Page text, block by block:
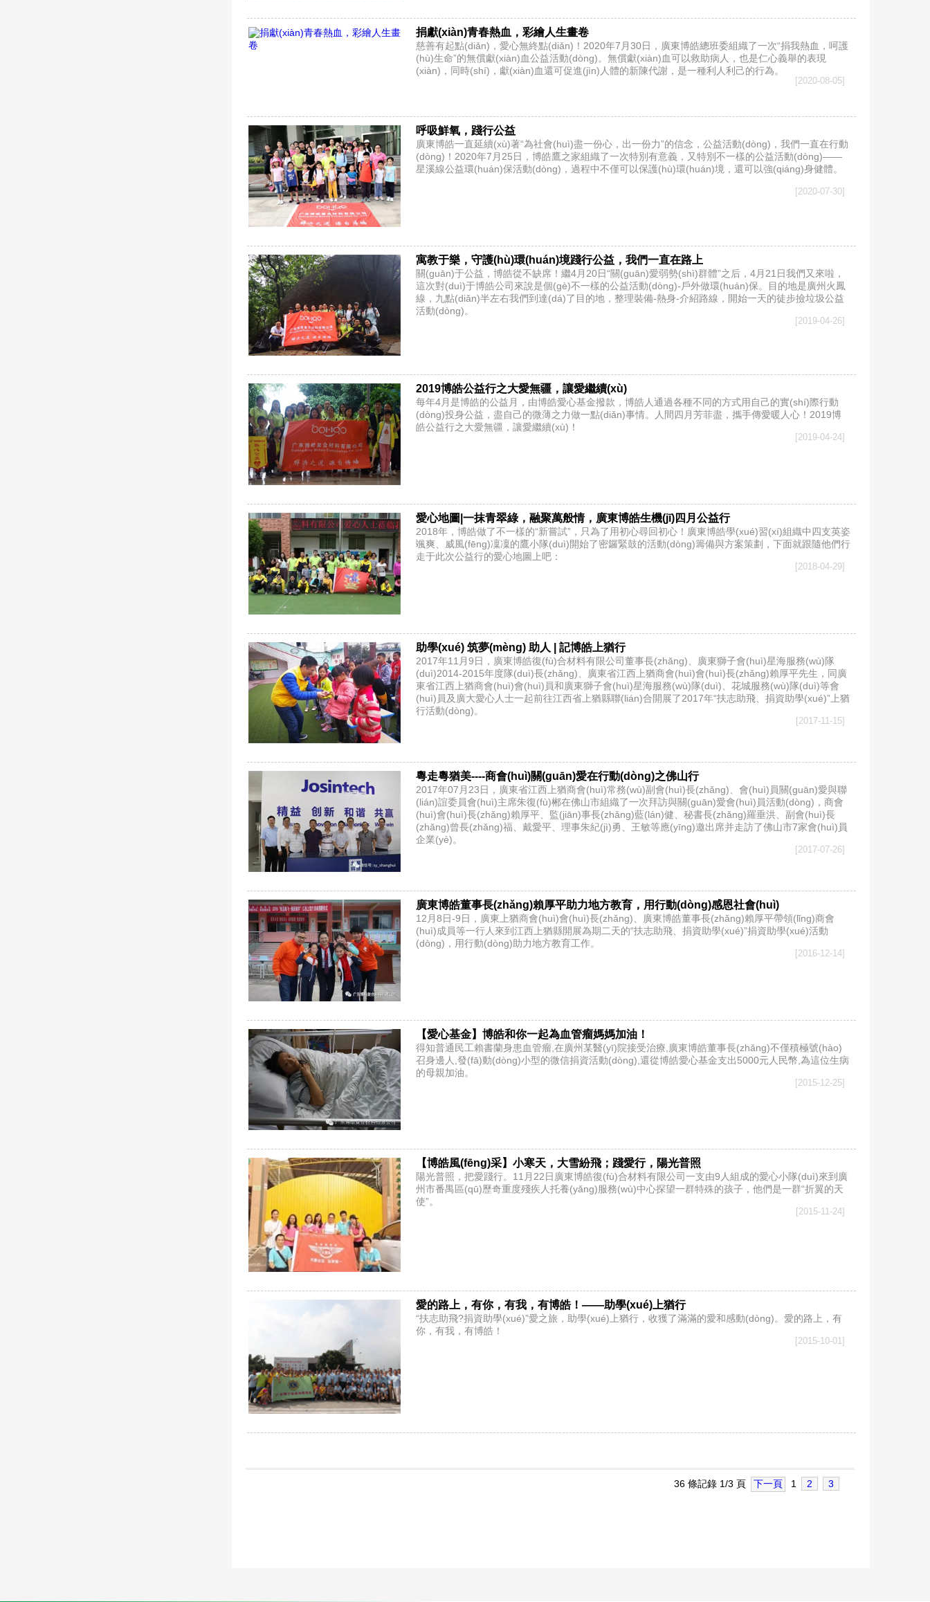
捐獻(xiàn)青春熱血，彩繪人生畫卷
慈善有起點(diǎn)，愛心無終點(diǎn)！2020年7月30日，廣東博皓總班委組織了一次“捐我熱血，呵護
(hù)生命”的無償獻(xiàn)血公益活動(dòng)。無償獻(xiàn)血可以救助病人，也是仁心義舉的表現
(xiàn)，同時(shí)，獻(xiàn)血還可促進(jìn)人體的新陳代謝，是一種利人利己的行為。
[2020-08-05]
呼吸鮮氧，踐行公益
廣東博皓一直延續(xù)著“為社會(huì)盡一份心，出一份力”的信念，公益活動(dòng)，我們一直在行動
(dòng)！2020年7月25日，博皓鷹之家組織了一次特別有意義，又特別不一樣的公益活動(dòng)——
星溪線公益環(huán)保活動(dòng)，過程中不僅可以保護(hù)環(huán)境，還可以強(qiáng)身健體。
[2020-07-30]
寓教于樂，守護(hù)環(huán)境踐行公益，我們一直在路上
關(guān)于公益，博皓從不缺席！繼4月20日“關(guān)愛弱勢(shì)群體”之后，4月21日我們又來啦，
這次對(duì)于博皓公司來說是個(gè)不一樣的公益活動(dòng)-戶外做環(huán)保。目的地是廣州火鳳
線，九點(diǎn)半左右我們到達(dá)了目的地，整理裝備-熱身-介紹路線，開始一天的徒步撿垃圾公益
活動(dòng)。
[2019-04-26]
2019博皓公益行之大愛無疆，讓愛繼續(xù)
每年4月是博皓的公益月，由博皓愛心基金撥款，博皓人通過各種不同的方式用自己的實(shí)際行動
(dòng)投身公益，盡自己的微薄之力做一點(diǎn)事情。人間四月芳菲盡，攜手傳愛暖人心！2019博
皓公益行之大愛無疆，讓愛繼續(xù)！
[2019-04-24]
愛心地圖|一抹青翠綠，融聚萬般情，廣東博皓生機(jī)四月公益行
2018年，博皓做了不一樣的“新嘗試”，只為了用初心尋回初心！廣東博皓學(xué)習(xí)組織中四支英姿
颯爽、威風(fēng)凜凜的鷹小隊(duì)開始了密鑼緊鼓的活動(dòng)籌備與方案策劃，下面就跟隨他們行
走于此次公益行的愛心地圖上吧：
[2018-04-29]
助學(xué) 筑夢(mèng) 助人 | 記博皓上猶行
2017年11月9日，廣東博皓復(fù)合材料有限公司董事長(zhǎng)、廣東獅子會(huì)星海服務(wù)隊
(duì)2014-2015年度隊(duì)長(zhǎng)、廣東省江西上猶商會(huì)會(huì)長(zhǎng)賴厚平先生，同廣
東省江西上猶商會(huì)會(huì)員和廣東獅子會(huì)星海服務(wù)隊(duì)、花城服務(wù)隊(duì)等會
(huì)員及廣大愛心人士一起前往江西省上猶縣聯(lián)合開展了2017年“扶志助飛、捐資助學(xué)”上猶
行活動(dòng)。
[2017-11-15]
粵走粵猶美----商會(huì)關(guān)愛在行動(dòng)之佛山行
2017年07月23日，廣東省江西上猶商會(huì)常務(wù)副會(huì)長(zhǎng)、會(huì)員關(guān)愛與聯
(lián)誼委員會(huì)主席朱復(fù)郴在佛山市組織了一次拜訪與關(guān)愛會(huì)員活動(dòng)，商會
(huì)會(huì)長(zhǎng)賴厚平、監(jiān)事長(zhǎng)藍(lán)健、秘書長(zhǎng)羅垂洪、副會(huì)長
(zhǎng)曾長(zhǎng)福、戴愛平、理事朱紀(jì)勇、王敏等應(yīng)邀出席并走訪了佛山市7家會(huì)員
企業(yè)。
[2017-07-26]
廣東博皓董事長(zhǎng)賴厚平助力地方教育，用行動(dòng)感恩社會(huì)
12月8日-9日，廣東上猶商會(huì)會(huì)長(zhǎng)、廣東博皓董事長(zhǎng)賴厚平帶領(lǐng)商會
(huì)成員等一行人來到江西上猶縣開展為期二天的“扶志助飛、捐資助學(xué)”捐資助學(xué)活動
(dòng)，用行動(dòng)助力地方教育工作。
[2016-12-14]
【愛心基金】博皓和你一起為血管瘤媽媽加油！
得知普通民工賴書蘭身患血管瘤,在廣州某醫(yī)院接受治療,廣東博皓董事長(zhǎng)不僅積極號(hào)
召身邊人,發(fā)動(dòng)小型的微信捐資活動(dòng),還從博皓愛心基金支出5000元人民幣,為這位生病
的母親加油。
[2015-12-25]
【博皓風(fēng)采】小寒天，大雪紛飛；踐愛行，陽光普照
陽光普照，把愛踐行。11月22日廣東博皓復(fù)合材料有限公司一支由9人組成的愛心小隊(duì)來到廣
州市番禺區(qū)歷奇重度殘疾人托養(yǎng)服務(wù)中心探望一群特殊的孩子，他們是一群“折翼的天
使”。
[2015-11-24]
愛的路上，有你，有我，有博皓！——助學(xué)上猶行
“扶志助飛?捐資助學(xué)”愛之旅，助學(xué)上猶行，收獲了滿滿的愛和感動(dòng)。愛的路上，有
你，有我，有博皓！
[2015-10-01]
36 條記錄 1/3 頁 下一頁 1 2 3